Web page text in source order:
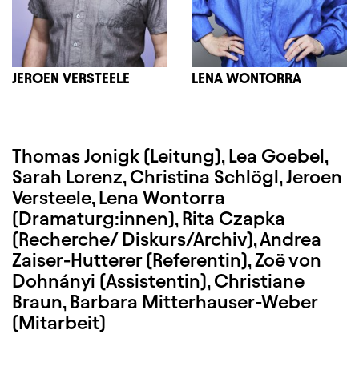
JEROEN VERSTEELE LENA WONTORRA
Thomas Jonigk (Leitung), Lea Goebel,
Sarah Lorenz, Christina Schlögl, Jeroen
Versteele, Lena Wontorra
(Dramaturg:innen), Rita Czapka
(Recherche/ Diskurs/Archiv), Andrea
Zaiser-Hutterer (Referentin), Zoë von
Dohnányi (Assistentin), Christiane
Braun, Barbara Mitterhauser-Weber
(Mitarbeit)